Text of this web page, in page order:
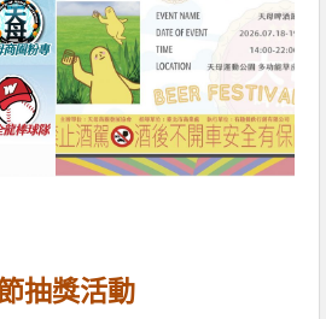
抽獎活動